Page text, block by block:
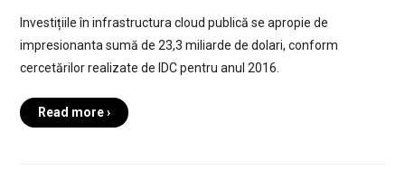
Investițiile în infrastructura cloud publică se apropie de
impresionanta sumă de 23,3 miliarde de dolari, conform
cercetărilor realizate de IDC pentru anul 2016.
Read more ›